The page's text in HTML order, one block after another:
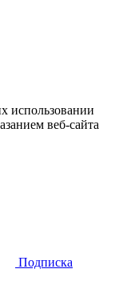
использовании
веб-сайта
Подписка